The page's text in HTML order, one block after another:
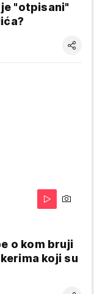
"otpisani"
o kom bruji
koji su